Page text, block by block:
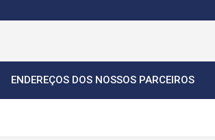
ENDEREÇOS DOS NOSSOS PARCEIROS